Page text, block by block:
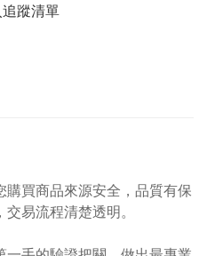
蹤清單
買商品來源安全，品質有保
易流程清楚透明。